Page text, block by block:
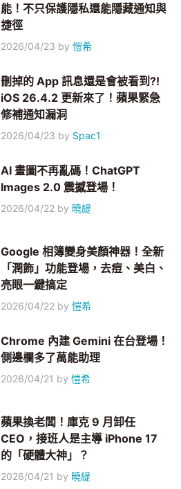
能！不只保護隱私還能隱藏通知與
捷徑
2026/04/23 by愷希
刪掉的 App 訊息還是會被看到?!
iOS 26.4.2 更新來了！蘋果緊急
修補通知漏洞
2026/04/23 by Spac1
AI 畫圖不再亂碼！ChatGPT
Images 2.0 震撼登場！
2026/04/22 by 曉緹
Google 相簿變身美顏神器！全新
「潤飾」功能登場，去痘、美白、
亮眼一鍵搞定
2026/04/22 by愷希
Chrome 內建 Gemini 在台登場！
側邊欄多了萬能助理
2026/04/21 by愷希
蘋果換老闆！庫克 9 月卸任
CEO，接班人是主導 iPhone 17
的「硬體大神」？
2026/04/21 by 曉緹